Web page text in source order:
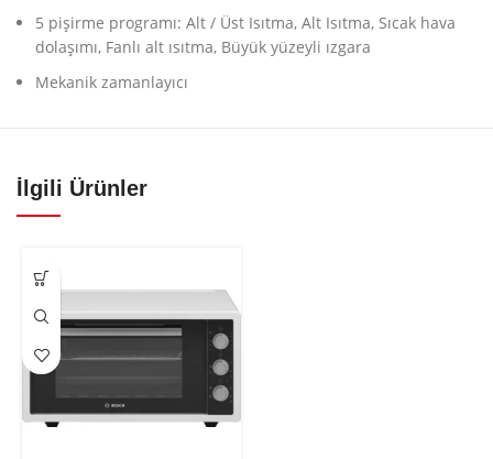
5 pişirme programı: Alt / Üst Isıtma, Alt Isıtma, Sıcak hava
dolaşımı, Fanlı alt ısıtma, Büyük yüzeyli ızgara
Mekanik zamanlayıcı
İlgili Ürünler